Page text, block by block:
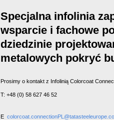
Specjalna infolinia
wsparcie i fachowe
dziedzinie
metalowych pokryć
Prosimy o kontakt z Infolinią Colorcoat
T: +48 (0) 58 627 46 52
E